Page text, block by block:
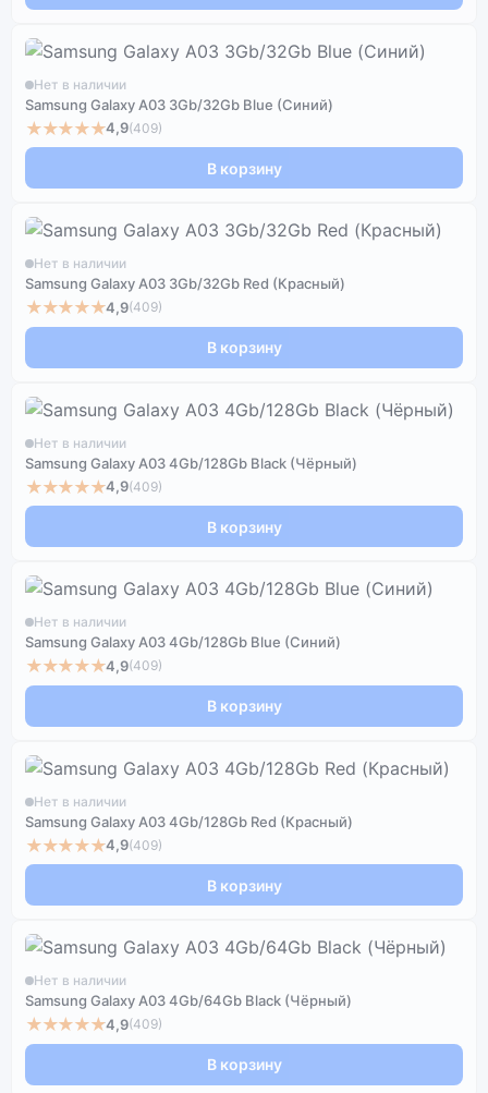
Нет в наличии
Samsung Galaxy A03 3Gb/32Gb Blue (Синий)
★★★★★4,9(409)
В корзину
Нет в наличии
Samsung Galaxy A03 3Gb/32Gb Red (Красный)
★★★★★4,9(409)
В корзину
Нет в наличии
Samsung Galaxy A03 4Gb/128Gb Black (Чёрный)
★★★★★4,9(409)
В корзину
Нет в наличии
Samsung Galaxy A03 4Gb/128Gb Blue (Синий)
★★★★★4,9(409)
В корзину
Нет в наличии
Samsung Galaxy A03 4Gb/128Gb Red (Красный)
★★★★★4,9(409)
В корзину
Нет в наличии
Samsung Galaxy A03 4Gb/64Gb Black (Чёрный)
★★★★★4,9(409)
В корзину